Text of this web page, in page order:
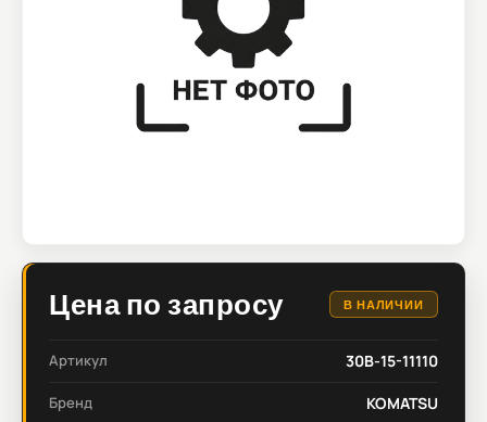
Цена по запросу В НАЛИЧИИ
Артикул 30B-15-11110
Бренд KOMATSU